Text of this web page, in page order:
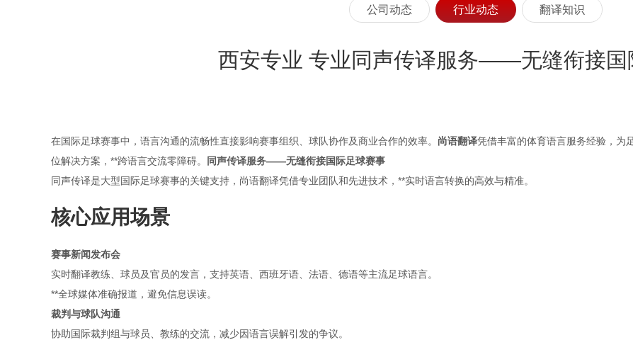
公司动态 行业动态 翻译知识
西安专业 专业同声传译服务——无缝衔接国
在国际足球赛事中，语言沟通的流畅性直接影响赛事组织、球队协作及商业合作的效率。 尚语翻译凭借丰富的体育语言服务经验，为
位解决方案，**跨语言交流零障碍。
同声传译服务——无缝衔接国际足球赛事
同声传译是大型国际足球赛事的关键支持，尚语翻译凭借专业团队和先进技术，**实时语言转换的高效与精准。
核心应用场景
赛事新闻发布会
实时翻译教练、球员及官员的发言，支持英语、西班牙语、法语、德语等主流足球语言。
**全球媒体准确报道，避免信息误读。
裁判与球队沟通
协助国际裁判组与球员、教练的交流，减少因语言误解引发的争议。